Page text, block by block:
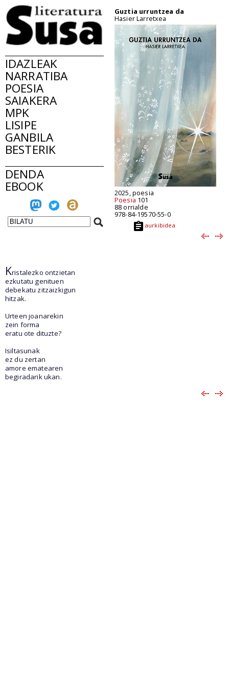
IDAZLEAK
NARRATIBA
POESIA
SAIAKERA
MPK
LISIPE
GANBILA
BESTERIK
DENDA
EBOOK
Guztia urruntzea da
Hasier Larretxea
2025, poesia
Poesia 101
88 orrialde
978-84-19570-55-0
aurkibidea
Kristalezko ontzietan
ezkutatu genituen
debekatu zitzaizkigun
hitzak.
Urteen joanarekin
zein forma
eratu ote dituzte?
Isiltasunak
ez du zertan
amore ematearen
begiradarik ukan.